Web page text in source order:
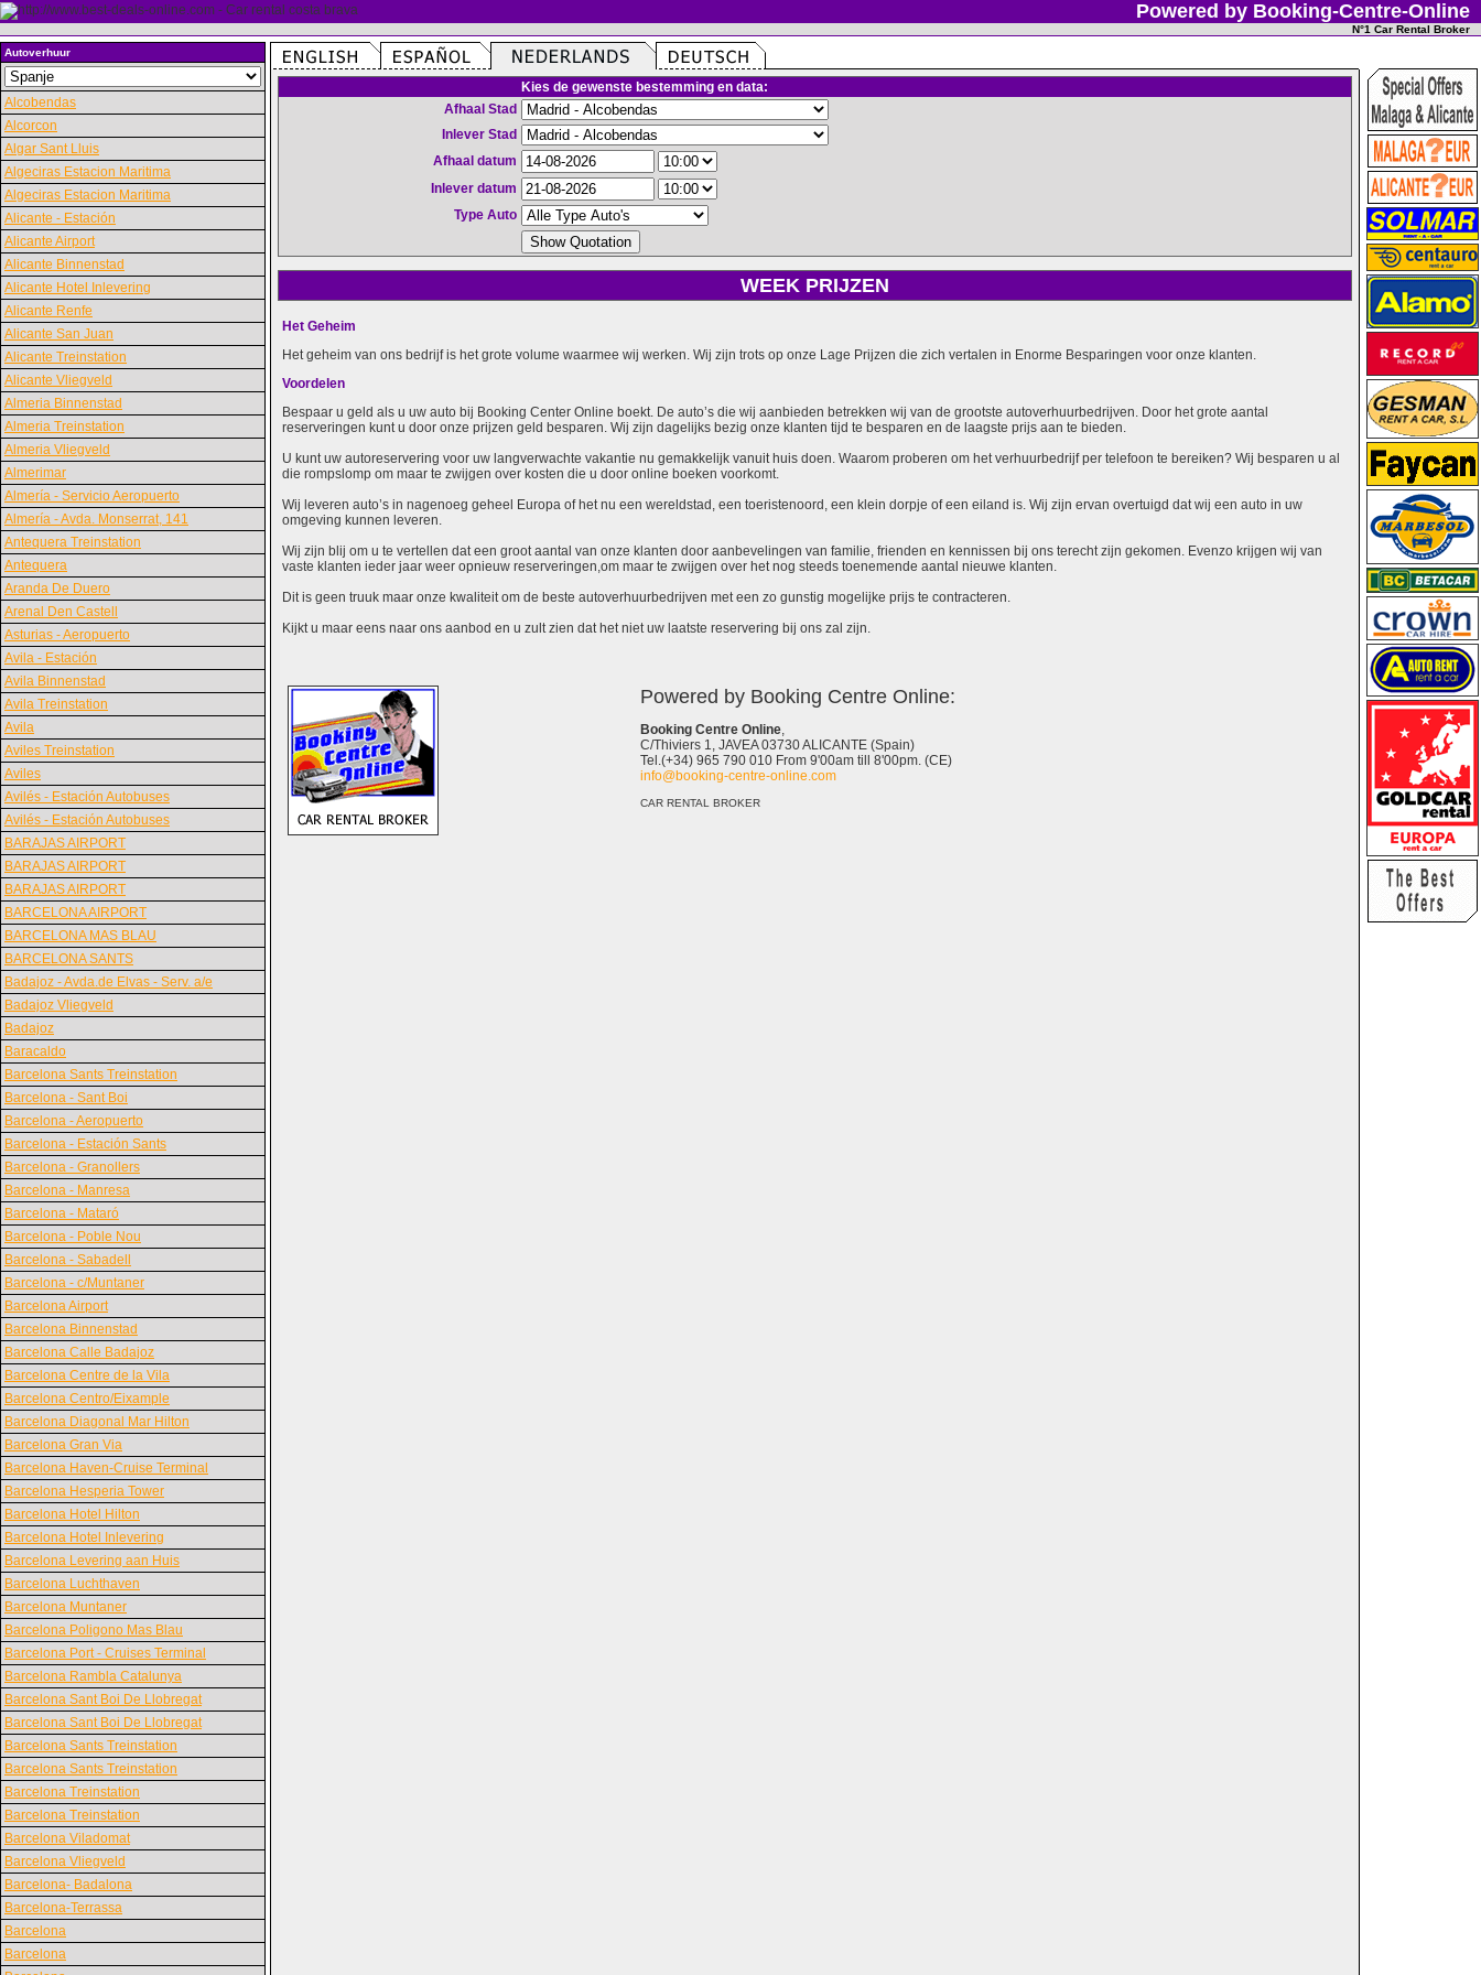
Powered by Booking-Centre-Online
N°1 Car Rental Broker
Autoverhuur
Alcobendas
Alcorcon
Algar Sant Lluis
Algeciras Estacion Maritima
Algeciras Estacion Maritima
Alicante - Estación
Alicante Airport
Alicante Binnenstad
Alicante Hotel Inlevering
Alicante Renfe
Alicante San Juan
Alicante Treinstation
Alicante Vliegveld
Almeria Binnenstad
Almeria Treinstation
Almeria Vliegveld
Almerimar
Almería - Servicio Aeropuerto
Almería - Avda. Monserrat, 141
Antequera Treinstation
Antequera
Aranda De Duero
Arenal Den Castell
Asturias - Aeropuerto
Avila - Estación
Avila Binnenstad
Avila Treinstation
Avila
Aviles Treinstation
Aviles
Avilés - Estación Autobuses
Avilés - Estación Autobuses
BARAJAS AIRPORT
BARAJAS AIRPORT
BARAJAS AIRPORT
BARCELONA AIRPORT
BARCELONA MAS BLAU
BARCELONA SANTS
Badajoz - Avda.de Elvas - Serv. a/e
Badajoz Vliegveld
Badajoz
Baracaldo
Barcelona Sants Treinstation
Barcelona - Sant Boi
Barcelona - Aeropuerto
Barcelona - Estación Sants
Barcelona - Granollers
Barcelona - Manresa
Barcelona - Mataró
Barcelona - Poble Nou
Barcelona - Sabadell
Barcelona - c/Muntaner
Barcelona Airport
Barcelona Binnenstad
Barcelona Calle Badajoz
Barcelona Centre de la Vila
Barcelona Centro/Eixample
Barcelona Diagonal Mar Hilton
Barcelona Gran Via
Barcelona Haven-Cruise Terminal
Barcelona Hesperia Tower
Barcelona Hotel Hilton
Barcelona Hotel Inlevering
Barcelona Levering aan Huis
Barcelona Luchthaven
Barcelona Muntaner
Barcelona Poligono Mas Blau
Barcelona Port - Cruises Terminal
Barcelona Rambla Catalunya
Barcelona Sant Boi De Llobregat
Barcelona Sant Boi De Llobregat
Barcelona Sants Treinstation
Barcelona Sants Treinstation
Barcelona Treinstation
Barcelona Treinstation
Barcelona Viladomat
Barcelona Vliegveld
Barcelona- Badalona
Barcelona-Terrassa
Barcelona
Barcelona
Kies de gewenste bestemming en data:
Afhaal Stad
Inlever Stad
Afhaal datum
Inlever datum
Type Auto
WEEK PRIJZEN
Het Geheim
Het geheim van ons bedrijf is het grote volume waarmee wij werken. Wij zijn trots op onze Lage Prijzen die zich vertalen in Enorme Besparingen voor onze klanten.
Voordelen
Bespaar u geld als u uw auto bij Booking Center Online boekt. De auto’s die wij aanbieden betrekken wij van de grootste autoverhuurbedrijven. Door het grote aantal
reserveringen kunt u door onze prijzen geld besparen. Wij zijn dagelijks bezig onze klanten tijd te besparen en de laagste prijs aan te bieden.
U kunt uw autoreservering voor uw langverwachte vakantie nu gemakkelijk vanuit huis doen. Waarom proberen om het verhuurbedrijf per telefoon te bereiken? Wij besparen u al
die rompslomp om maar te zwijgen over kosten die u door online boeken voorkomt.
Wij leveren auto’s in nagenoeg geheel Europa of het nu een wereldstad, een toeristenoord, een klein dorpje of een eiland is. Wij zijn ervan overtuigd dat wij een auto in uw
omgeving kunnen leveren.
Wij zijn blij om u te vertellen dat een groot aantal van onze klanten door aanbevelingen van familie, frienden en kennissen bij ons terecht zijn gekomen. Evenzo krijgen wij van
vaste klanten ieder jaar weer opnieuw reserveringen,om maar te zwijgen over het nog steeds toenemende aantal nieuwe klanten.
Dit is geen truuk maar onze kwaliteit om de beste autoverhuurbedrijven met een zo gunstig mogelijke prijs te contracteren.
Kijkt u maar eens naar ons aanbod en u zult zien dat het niet uw laatste reservering bij ons zal zijn.
Powered by Booking Centre Online:
Booking Centre Online,
C/Thiviers 1, JAVEA 03730 ALICANTE (Spain)
Tel.(+34) 965 790 010 From 9'00am till 8'00pm. (CE)
info@booking-centre-online.com
CAR RENTAL BROKER